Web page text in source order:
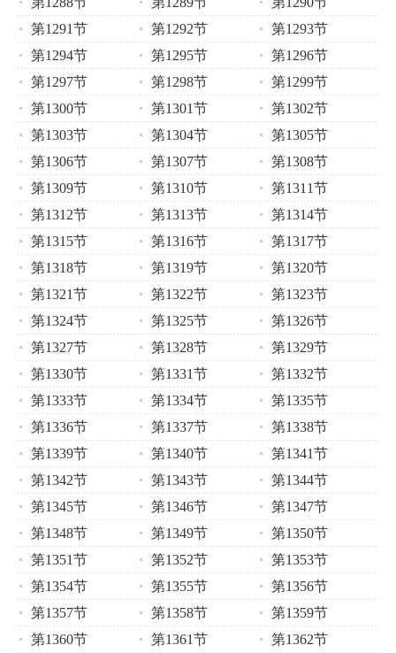
第1291节
第1292节
第1293节
第1294节
第1295节
第1296节
第1297节
第1298节
第1299节
第1300节
第1301节
第1302节
第1303节
第1304节
第1305节
第1306节
第1307节
第1308节
第1309节
第1310节
第1311节
第1312节
第1313节
第1314节
第1315节
第1316节
第1317节
第1318节
第1319节
第1320节
第1321节
第1322节
第1323节
第1324节
第1325节
第1326节
第1327节
第1328节
第1329节
第1330节
第1331节
第1332节
第1333节
第1334节
第1335节
第1336节
第1337节
第1338节
第1339节
第1340节
第1341节
第1342节
第1343节
第1344节
第1345节
第1346节
第1347节
第1348节
第1349节
第1350节
第1351节
第1352节
第1353节
第1354节
第1355节
第1356节
第1357节
第1358节
第1359节
第1360节
第1361节
第1362节